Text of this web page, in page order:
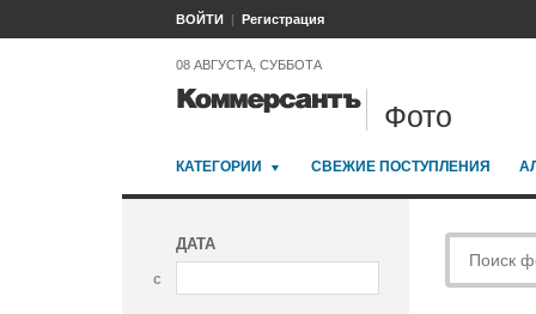
ВОЙТИ Регистрация
08 АВГУСТА, СУББОТА
Фото
КАТЕГОРИИ СВЕЖИЕ ПОСТУПЛЕНИЯ
ДАТА
с